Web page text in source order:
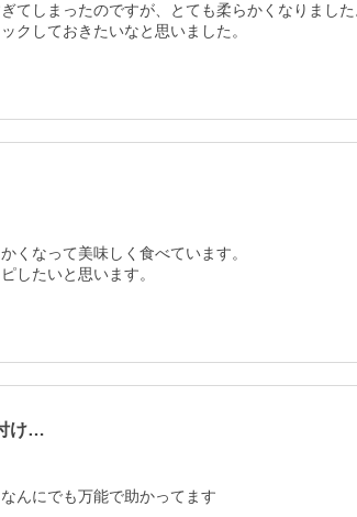
てしまったのですが、とても柔らかくなりました
クしておきたいなと思いました。
くなって美味しく食べています。
したいと思います。
け…
んにでも万能で助かってます